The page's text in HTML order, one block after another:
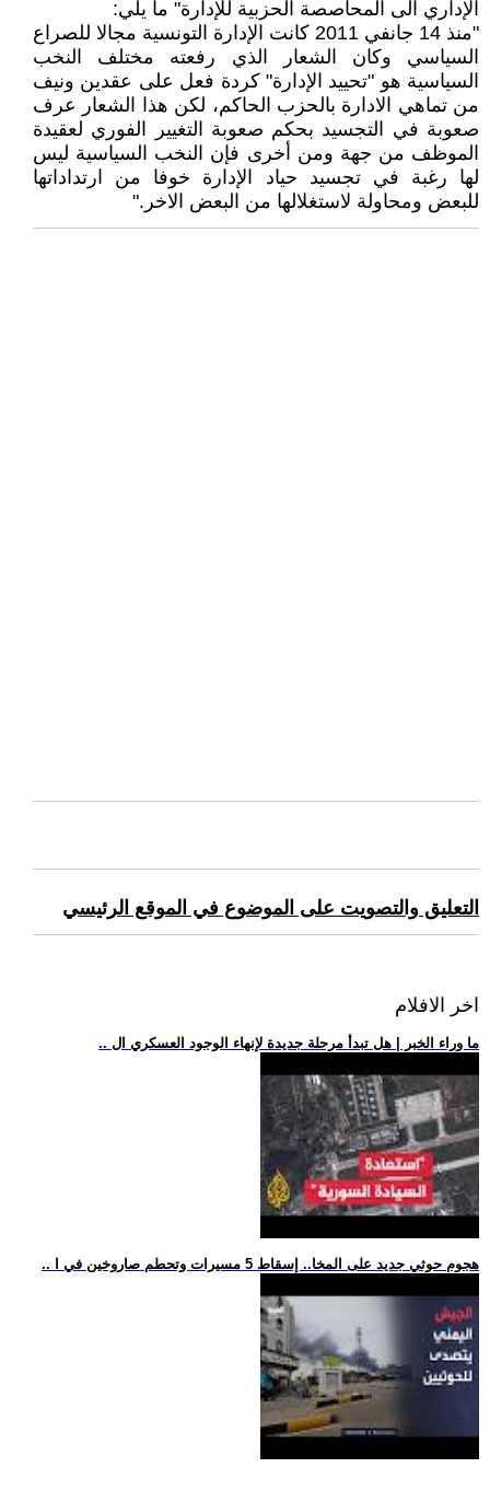
الإداري الى المحاصصة الحزبية للإدارة" ما يلي:
"منذ 14 جانفي 2011 كانت الإدارة التونسية مجالا للصراع
السياسي وكان الشعار الذي رفعته مختلف النخب
السياسية هو "تحييد الإدارة" كردة فعل على عقدين ونيف
من تماهي الادارة بالحزب الحاكم، لكن هذا الشعار عرف
صعوبة في التجسيد بحكم صعوبة التغيير الفوري لعقيدة
الموظف من جهة ومن أخرى فإن النخب السياسية ليس
لها رغبة في تجسيد حياد الإدارة خوفا من ارتداداتها
للبعض ومحاولة لاستغلالها من البعض الاخر."
التعليق والتصويت على الموضوع في الموقع الرئيسي
اخر الافلام
.. ما وراء الخبر | هل تبدأ مرحلة جديدة لإنهاء الوجود العسكري ال
.. هجوم حوثي جديد على المخا.. إسقاط 5 مسيرات وتحطم صاروخين في ا